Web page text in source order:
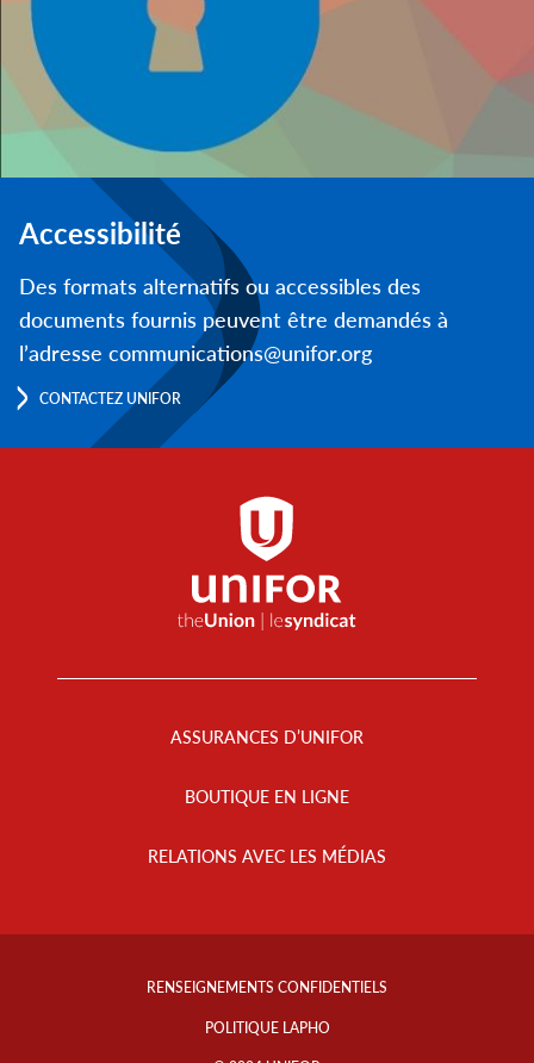
Accessibilité
Des formats alternatifs ou accessibles des
documents fournis peuvent être demandés à
l’adresse communications@unifor.org
CONTACTEZ UNIFOR
ASSURANCES D’UNIFOR
BOUTIQUE EN LIGNE
RELATIONS AVEC LES MÉDIAS
Footer
RENSEIGNEMENTS CONFIDENTIELS
POLITIQUE LAPHO